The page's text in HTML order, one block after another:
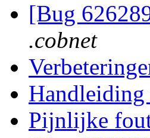
[Bug
.cobnet
Pijnlijke